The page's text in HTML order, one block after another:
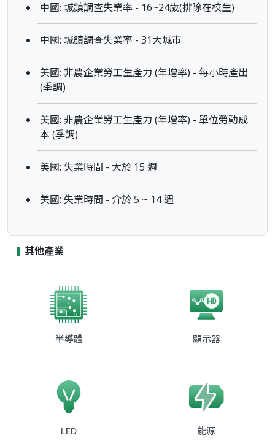
中國: 城鎮調查失業率 - 16~24歲(排除在校生)
中國: 城鎮調查失業率 - 31大城市
美國: 非農企業勞工生產力 (年增率) - 每小時產出
(季調)
美國: 非農企業勞工生產力 (年增率) - 單位勞動成
本 (季調)
美國: 失業時間 - 大於 15 週
美國: 失業時間 - 介於 5 ~ 14 週
其他產業
半導體 顯示器
LED 能源